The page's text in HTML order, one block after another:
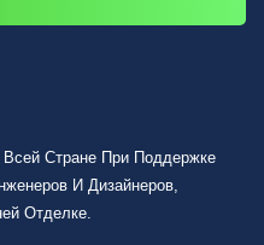
Стране При Поддержке
И Дизайнеров,
Отделке.